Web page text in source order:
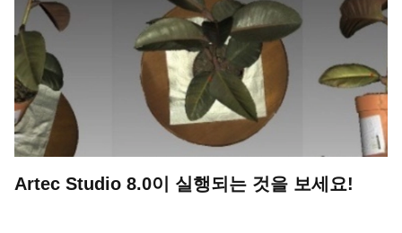
Artec Studio 8.0이 실행되는 것을 보세요!